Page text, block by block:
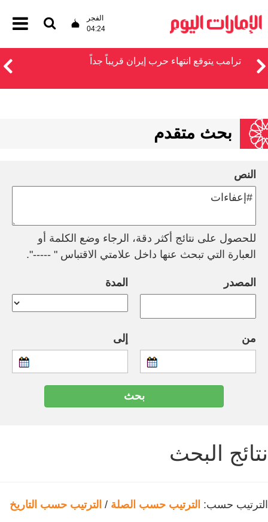
الفجر
04:24
ترامب يتوقع انتهاء حرب إيران قريباً جداً
بحث متقدم
النص
للحصول على نتائج أكثر دقة، الرجاء وضع الكلمة أو
العبارة التي تبحث عنها داخل علامتي الاقتباس " -----".
المصدر المدة
من إلى
نتائج البحث
الترتيب حسب: الترتيب حسب الصلة / الترتيب حسب التاريخ